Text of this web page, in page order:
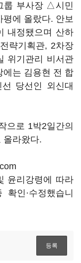
룹 부사장 △시민
평에 올랐다. 안보
내정됐으며 산하
략기획관, 2차장
위기관리 비서관
에는 김용현 전 합
당선인 외신대
으로 1박2일간의
올라왔다.
윤리강령에 따라
인·수정했습니